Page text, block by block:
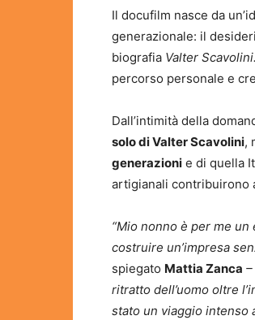
Il docufilm nasce da
generazionale: il
biografia Valter
percorso personale e
Dall’intimità della
solo di Valter Scavolini,
generazioni e di quella
artigianali contribuirono
“Mio nonno è per me
costruire un’impresa
spiegato Mattia Zanca
ritratto dell’uomo oltre
stato un viaggio intenso